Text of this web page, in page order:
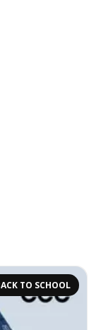
TO SCHOOL